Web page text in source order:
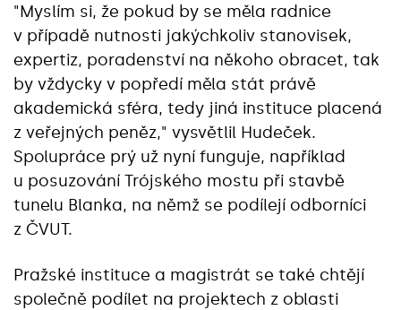
"Myslím si, že pokud by se měla radnice
v případě nutnosti jakýchkoliv stanovisek,
expertiz, poradenství na někoho obracet, tak
by vždycky v popředí měla stát právě
akademická sféra, tedy jiná instituce placená
z veřejných peněz," vysvětlil Hudeček.
Spolupráce prý už nyní funguje, například
u posuzování Trójského mostu při stavbě
tunelu Blanka, na němž se podílejí odborníci
z ČVUT.
Pražské instituce a magistrát se také chtějí
společně podílet na projektech z oblasti